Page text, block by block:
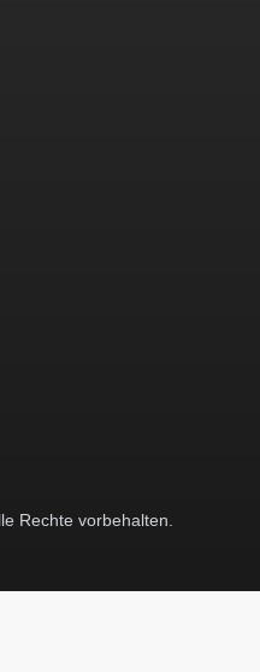
Rechte vorbehalten.